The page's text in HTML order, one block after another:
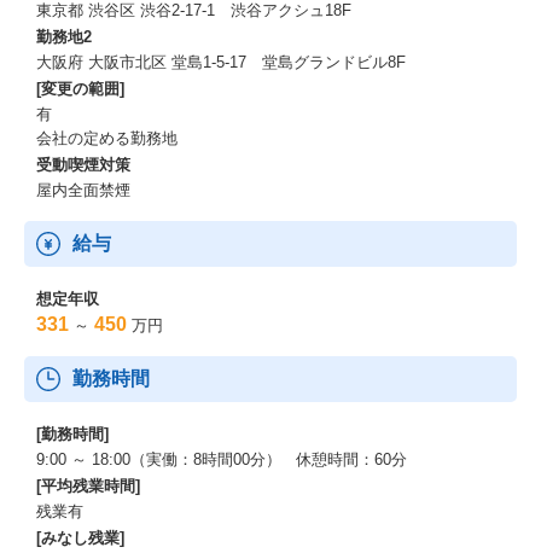
東京都 渋谷区 渋谷2-17-1 渋谷アクシュ18F
勤務地2
大阪府 大阪市北区 堂島1-5-17 堂島グランドビル8F
[変更の範囲]
有
会社の定める勤務地
受動喫煙対策
屋内全面禁煙
給与
想定年収
331 ～ 450 万円
勤務時間
[勤務時間]
9:00 ～ 18:00（実働：8時間00分） 休憩時間：60分
[平均残業時間]
残業有
[みなし残業]